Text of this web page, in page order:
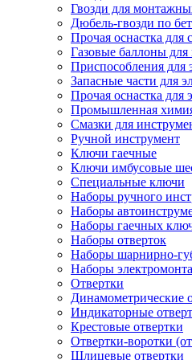
Гвозди для
Дюбель-гвозди по
Прочая оснастка для
Газовые баллоны
Приспособления для
Запасные части для
Прочая оснастка для
Промышленная
Смазки для
Ручной инструмент
Ключи гаечные
Ключи имбусовые
Специальные ключи
Наборы ручного
Наборы
Наборы гаечных
Наборы отверток
Наборы шарнирно-
Наборы
Отвертки
Динамометрические
Индикаторные
Крестовые отвертки
Отвертки-воротки
Шлицевые отвертки